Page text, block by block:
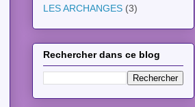
LES ARCHANGES (3)
Rechercher dans ce blog